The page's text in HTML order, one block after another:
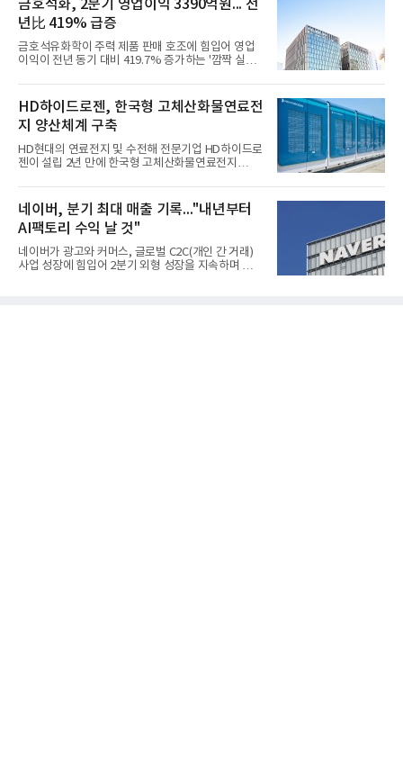
금호석화, 2분기 영업이익 3390억원... 전
년比 419% 급증
금호석유화학이 주력 제품 판매 호조에 힘입어 영업
이익이 전년 동기 대비 419.7% 증가하는 '깜짝 실
업이익이 3390억원으로 지난해 동기보다 419.7% 증
가한 것으로 잠정 집계됐다고 7일 공시했다.매출은 2
조2682억원으로 지난해 동기 대비 27.9% 증가했다.
순이익은 3004억원으로 420.4% 늘었다.이번 호실적
은 주력 제품인 NB라텍스와 합성수지 판매 호조가 견
인한 것으로 풀이된다. 미국의 중국산 의료용 고무장
갑 관세 인상 이후 동남아 장갑업체의 가동률이 높아
성이 개선됐다.금호석유
HD하이드로젠, 한국형 고체산화물연료전
지 양산체계 구축
HD현대의 연료전지 및 수전해 전문기업 HD하이드로
젠이 설립 2년 만에 한국형 고체산화물연료전지
본격적인 시장 공략에 나선다.HD하이드로젠은 최근
한국전기안전공사(KESCO)로부터 SOFC 발전설비
‘HD250’과 ‘HD300’, 제조시설에 대한 사용전검사를
완료하고 제품 양산체계 구축했다고 밝혔다.HD250
과 HD300은 각각 249kW급과 285kW급의 중소형 발
전용 SOFC 제품이다. 이번 검사를 통해 HD하이드로
젠은 제품과 제조시설의 전기설비 안전성과 적합성을
네이버, 분기 최대 매출 기록..."내년부터
AI팩토리 수익 날 것"
네이버가 광고와 커머스, 글로벌 C2C(개인 간 거래)
사업 성장에 힘입어 2분기 외형 성장을 지속하며 역대